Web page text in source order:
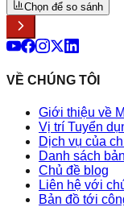
Chọn để so sánh
VỀ CHÚNG TÔI
Giới thiệu về
Vị trí Tuyển
Dịch vụ của
Danh sách
Chủ đề blog
Liên hệ với
Bản đồ tới